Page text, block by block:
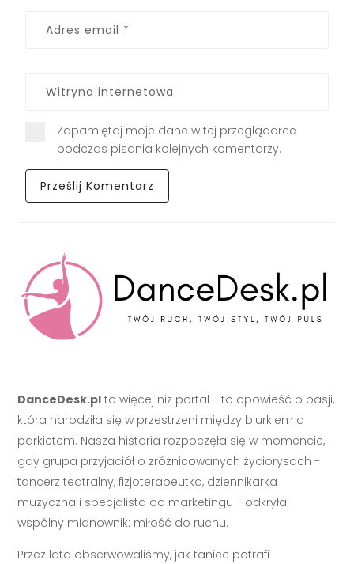
Zapamiętaj moje dane w tej przeglądarce
podczas pisania kolejnych komentarzy.
DanceDesk.pl to więcej niż portal - to opowieść o pasji,
która narodziła się w przestrzeni między biurkiem a
parkietem. Nasza historia rozpoczęła się w momencie,
gdy grupa przyjaciół o zróżnicowanych życiorysach -
tancerz teatralny, fizjoterapeutka, dziennikarka
muzyczna i specjalista od marketingu - odkryła
wspólny mianownik: miłość do ruchu.
Przez lata obserwowaliśmy, jak taniec potrafi